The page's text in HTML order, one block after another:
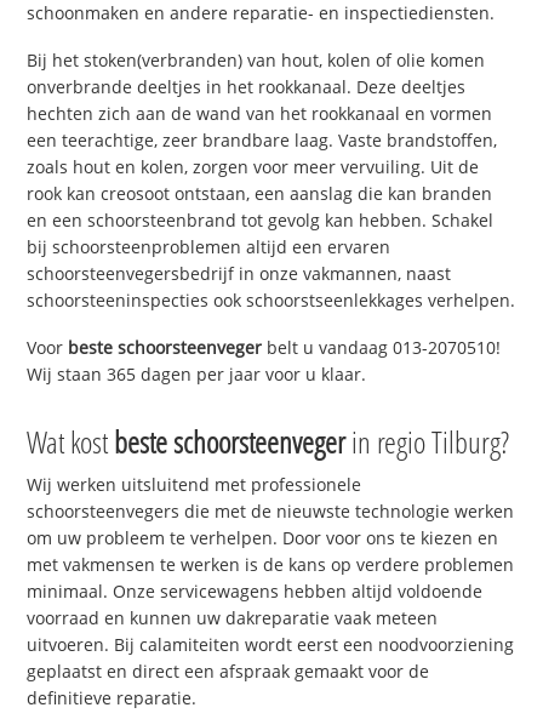
schoonmaken en andere reparatie- en inspectiediensten.
Bij het stoken(verbranden) van hout, kolen of olie komen
onverbrande deeltjes in het rookkanaal. Deze deeltjes
hechten zich aan de wand van het rookkanaal en vormen
een teerachtige, zeer brandbare laag. Vaste brandstoffen,
zoals hout en kolen, zorgen voor meer vervuiling. Uit de
rook kan creosoot ontstaan, een aanslag die kan branden
en een schoorsteenbrand tot gevolg kan hebben. Schakel
bij schoorsteenproblemen altijd een ervaren
schoorsteenvegersbedrijf in onze vakmannen, naast
schoorsteeninspecties ook schoorstseenlekkages verhelpen.
Voor beste schoorsteenveger belt u vandaag 013-2070510!
Wij staan 365 dagen per jaar voor u klaar.
Wat kostbeste schoorsteenvegerin regio Tilburg?
Wij werken uitsluitend met professionele
schoorsteenvegers die met de nieuwste technologie werken
om uw probleem te verhelpen. Door voor ons te kiezen en
met vakmensen te werken is de kans op verdere problemen
minimaal. Onze servicewagens hebben altijd voldoende
voorraad en kunnen uw dakreparatie vaak meteen
uitvoeren. Bij calamiteiten wordt eerst een noodvoorziening
geplaatst en direct een afspraak gemaakt voor de
definitieve reparatie.